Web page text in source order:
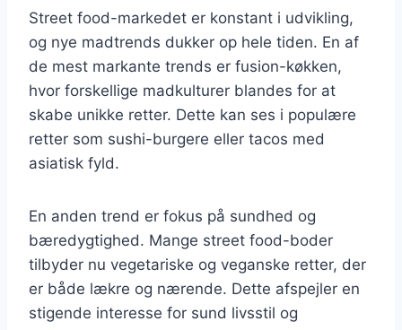
Street food-markedet er konstant i udvikling,
og nye madtrends dukker op hele tiden. En af
de mest markante trends er fusion-køkken,
hvor forskellige madkulturer blandes for at
skabe unikke retter. Dette kan ses i populære
retter som sushi-burgere eller tacos med
asiatisk fyld.
En anden trend er fokus på sundhed og
bæredygtighed. Mange street food-boder
tilbyder nu vegetariske og veganske retter, der
er både lækre og nærende. Dette afspejler en
stigende interesse for sund livsstil og